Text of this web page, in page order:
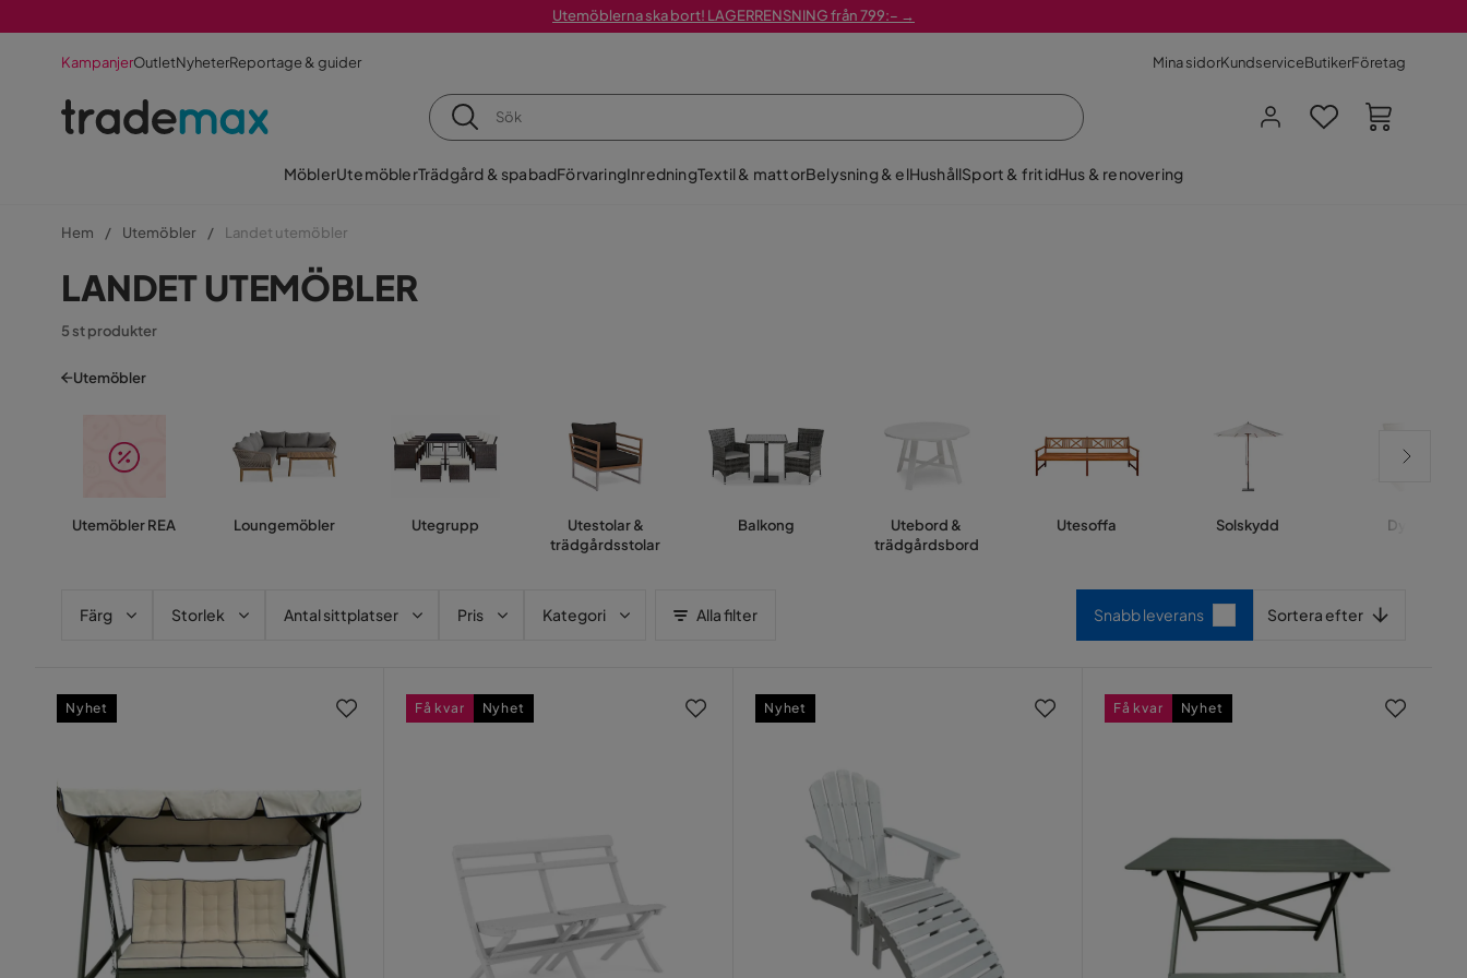
Utemöblerna ska bort! LAGERRENSNING från 799:– →
KampanjerOutletNyheterReportage & guider Mina sidorKundserviceButikerFöretag
MöblerUtemöblerTrädgård & spabadFörvaringInredningTextil & mattorBelysning & elHushållSport & fritidHus & renovering
Hem Utemöbler Landet utemöbler
LANDET UTEMÖBLER
5 st produkter
Utemöbler
Utemöbler REA Loungemöbler Utegrupp
Utestolar &
trädgårdsstolar
Balkong
Utebord &
trädgårdsbord
Utesoffa Solskydd Dynor
Färg Storlek Antal sittplatser Pris Kategori Alla filter Snabb leverans Sortera efter
Nyhet Få kvar Nyhet Nyhet Få kvar Nyhet